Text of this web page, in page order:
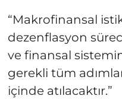
“Makrofinansal
dezenflasyon
ve finansal
gerekli tüm
içinde atılacaktır.”